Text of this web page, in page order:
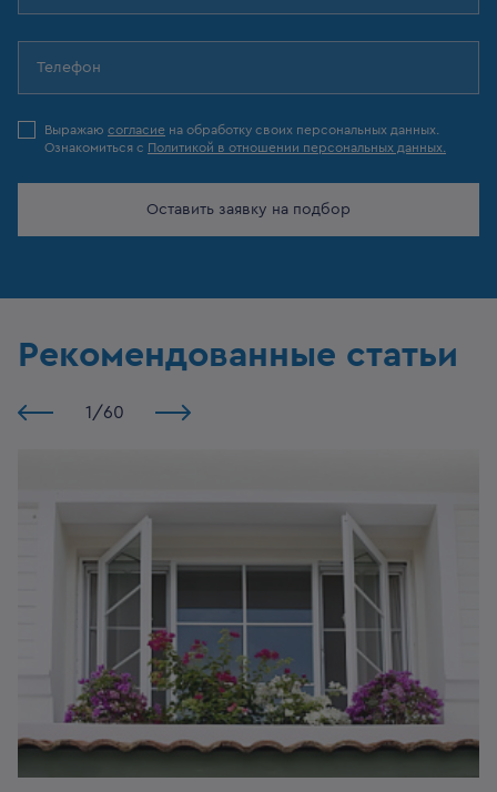
Выражаю согласие на обработку своих персональных данных.
Ознакомиться с Политикой в отношении персональных данных.
Оставить заявку на подбор
Рекомендованные статьи
1 /60